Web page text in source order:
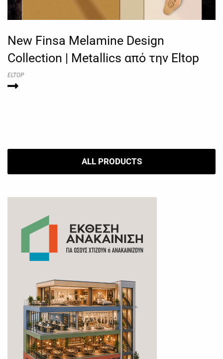
New Finsa Melamine Design
Collection | Metallics από την Eltop
ELTOP
ALL PRODUCTS